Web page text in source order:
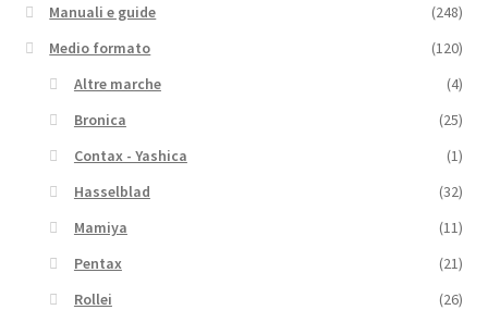
Manuali e guide
(248)
Medio formato
(120)
Altre marche
(4)
Bronica
(25)
Contax - Yashica
(1)
Hasselblad
(32)
Mamiya
(11)
Pentax
(21)
Rollei
(26)